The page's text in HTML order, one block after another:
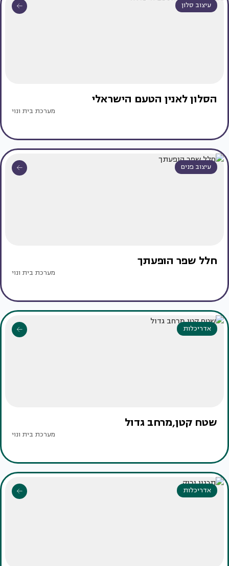
עיצוב סלון
הסלון לאנין הטעם הישראלי
מערכת בית ונוי
עיצוב פנים
חלל שפר הופעתך
מערכת בית ונוי
אדריכלות
שטח קטן,מרחב גדול
מערכת בית ונוי
אדריכלות